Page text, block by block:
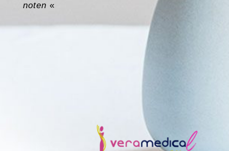
noten «